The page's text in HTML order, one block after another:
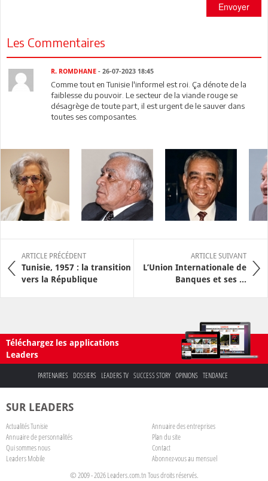
Envoyer
Les Commentaires
R. ROMDHANE- 26-07-2023 18:45
Comme tout en Tunisie l'informel est roi. Ça dénote de la
faiblesse du pouvoir. Le secteur de la viande rouge se
désagrège de toute part, il est urgent de le sauver dans
toutes ses composantes.
ARTICLE PRÉCÉDENT
Tunisie, 1957 : la transition
vers la République
ARTICLE SUIVANT
L’Union Internationale de
Banques et ses ...
Téléchargez les applications
Leaders
PARTENAIRES DOSSIERS LEADERS TV SUCCESS STORY OPINIONS TENDANCE
SUR LEADERS
Actualités Tunisie
Annuaire des entreprises
Annuaire de personnalités
Plan du site
Qui sommes nous
Contact
Leaders Mobile
Abonnez-vous au mensuel
© 2009 - 2026 Leaders.com.tn Tous droits réservés.